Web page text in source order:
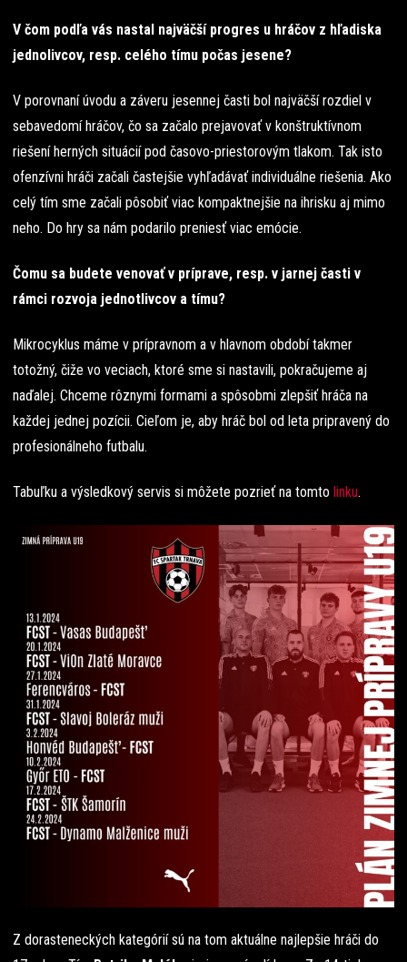
V čom podľa vás nastal najväčší progres u hráčov z hľadiska
jednolivcov, resp. celého tímu počas jesene?
V porovnaní úvodu a záveru jesennej časti bol najväčší rozdiel v
sebavedomí hráčov, čo sa začalo prejavovať v konštruktívnom
riešení herných situácií pod časovo-priestorovým tlakom. Tak isto
ofenzívni hráči začali častejšie vyhľadávať individuálne riešenia. Ako
celý tím sme začali pôsobiť viac kompaktnejšie na ihrisku aj mimo
neho. Do hry sa nám podarilo preniesť viac emócie.
Čomu sa budete venovať v príprave, resp. v jarnej časti v
rámci rozvoja jednotlivcov a tímu?
Mikrocyklus máme v prípravnom a v hlavnom období takmer
totožný, čiže vo veciach, ktoré sme si nastavili, pokračujeme aj
naďalej. Chceme rôznymi formami a spôsobmi zlepšiť hráča na
každej jednej pozícii. Cieľom je, aby hráč bol od leta pripravený do
profesionálneho futbalu.
Tabuľku a výsledkový servis si môžete pozrieť na tomto linku.
Z dorasteneckých kategórií sú na tom aktuálne najlepšie hráči do